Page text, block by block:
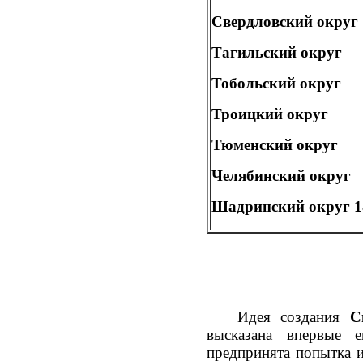
Свердловский округ
Тагильский округ
Тобольский округ
Троицкий округ
Тюменский округ
Челябинский округ
Шадринский округ
Идея создания
высказана
предпринята попытка